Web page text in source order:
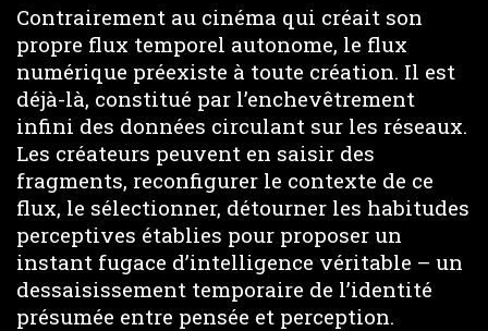
Contrairement au cinéma qui créait son
propre flux temporel autonome, le flux
numérique préexiste à toute création. Il est
déjà-là, constitué par l’enchevêtrement
infini des données circulant sur les réseaux.
Les créateurs peuvent en saisir des
fragments, reconfigurer le contexte de ce
flux, le sélectionner, détourner les habitudes
perceptives établies pour proposer un
instant fugace d’intelligence véritable – un
dessaisissement temporaire de l’identité
présumée entre pensée et perception.